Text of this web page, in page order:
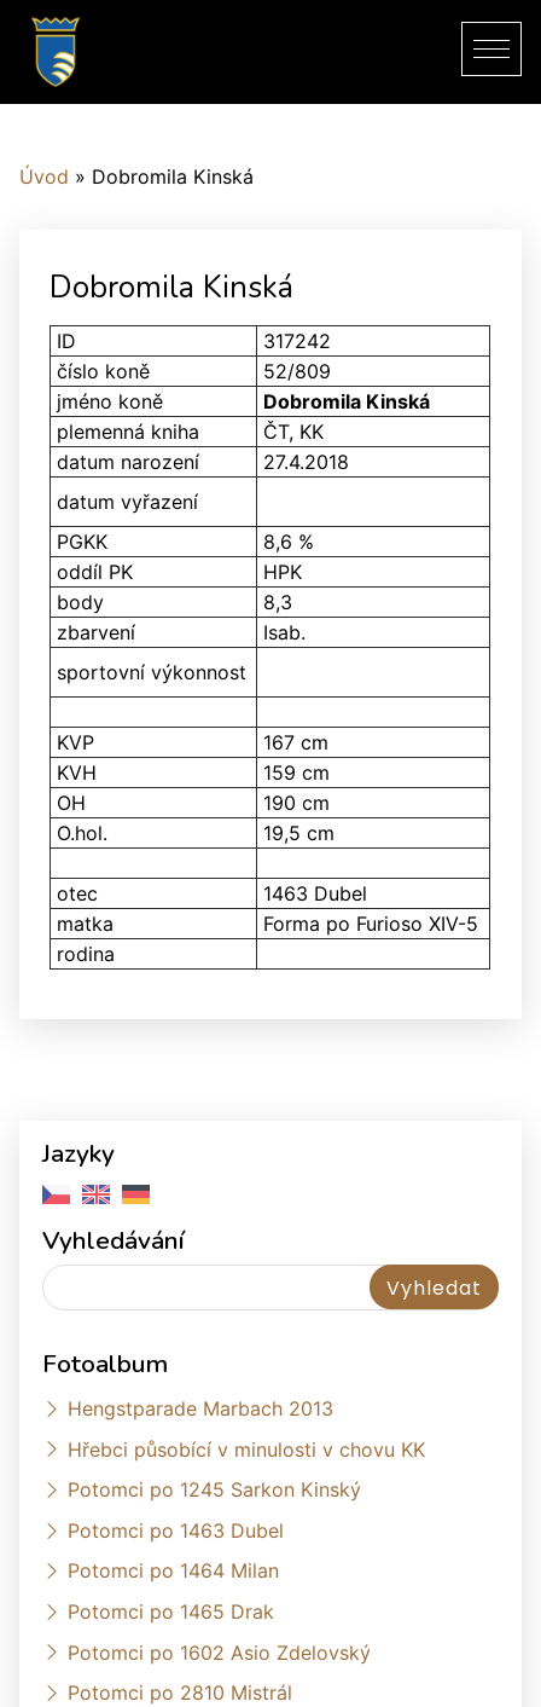
Úvod » Dobromila Kinská
Dobromila Kinská
ID
317242
číslo koně
52/809
jméno koně
Dobromila Kinská
plemenná kniha
ČT, KK
datum narození
27.4.2018
datum vyřazení
PGKK
8,6 %
oddíl PK
HPK
body
8,3
zbarvení
Isab.
sportovní výkonnost
KVP
167 cm
KVH
159 cm
OH
190 cm
O.hol.
19,5 cm
otec
1463 Dubel
matka
Forma po Furioso XIV-5
rodina
Jazyky
Vyhledávání
Fotoalbum
Hengstparade Marbach 2013
Hřebci působící v minulosti v chovu KK
Potomci po 1245 Sarkon Kinský
Potomci po 1463 Dubel
Potomci po 1464 Milan
Potomci po 1465 Drak
Potomci po 1602 Asio Zdelovský
Potomci po 2810 Mistrál